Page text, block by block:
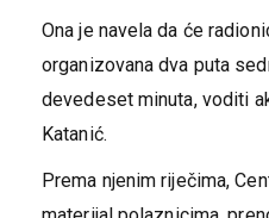
Ona je navela da će
organizovana dva puta
devedeset minuta, voditi
Katanić.
Prema njenim riječima,